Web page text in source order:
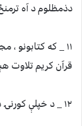
دذمظلوم د آه
۱۱ _ که کتابونو
قرآن کریم تلاوت
۱۲ _ د خپلې کورنۍ د زغم او ډاډ سبب اوسه .